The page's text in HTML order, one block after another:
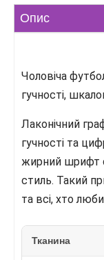
Опис
Чоловіча
гучності,
Лаконічний
гучності та
жирний шрифт
стиль. Такий
та всі, хто
Тканина